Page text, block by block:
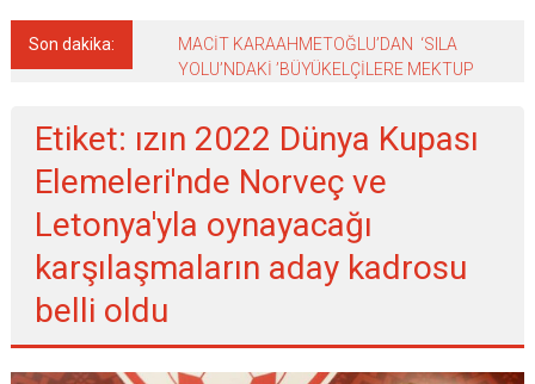
Son dakika:
MACİT KARAAHMETOĞLU’DAN ‘SILA
YOLU’NDAKİ ’BÜYÜKELÇİLERE MEKTUP
Etiket: ızın 2022 Dünya Kupası
Elemeleri'nde Norveç ve
Letonya'yla oynayacağı
karşılaşmaların aday kadrosu
belli oldu